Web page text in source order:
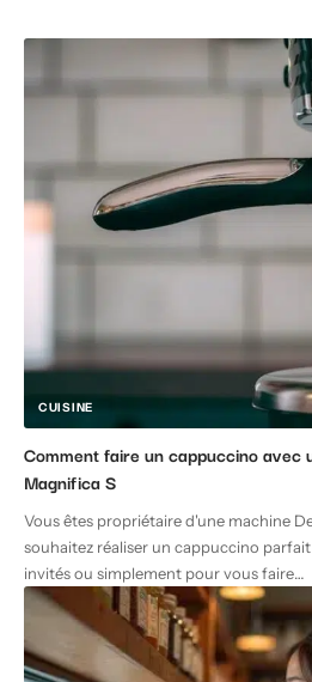
CUISINE
Comment faire un cappuccino avec
Magnifica S
Vous êtes propriétaire d'une machine
souhaitez réaliser un cappuccino
invités ou simplement pour vous faire…